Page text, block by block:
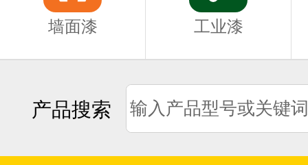
墙面漆 工业漆
产品搜索